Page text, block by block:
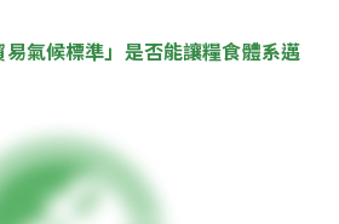
易氣候標準」是否能讓糧食體系邁